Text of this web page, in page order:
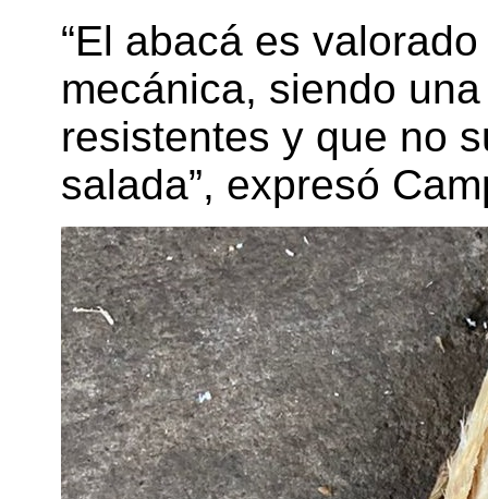
“El abacá es
mecánica, siendo
resistentes y que no
salada”, expresó